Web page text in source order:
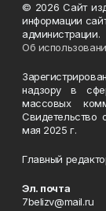
© 2026 Сайт
информации
администрации.
Об
надзору в
массовых
мая 2025 г.
Главный
Эл. почта
7belizv@mail.ru